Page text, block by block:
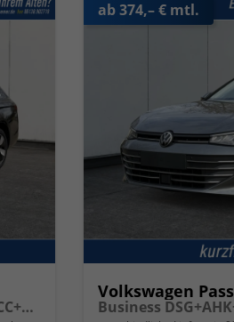
Business AHK+MASSAGE+NAVI+17"ALU+ACC+KAMERA+LED
ab 374,– € mtl.
Volkswagen